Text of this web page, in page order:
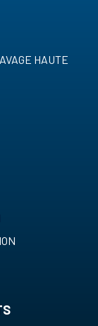
HAUTE